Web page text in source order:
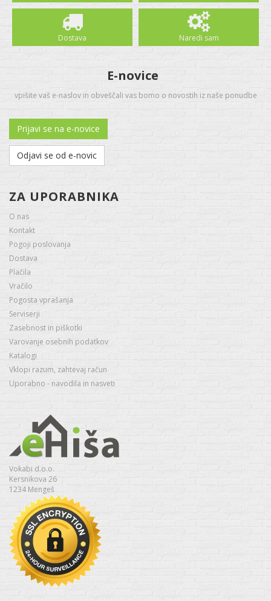
Dostava Naredi sam
E-novice
vpišite vaš e-naslov in obveščali vas bomo o novostih iz naše ponudbe
Prijavi se na e-novice
Odjavi se od e-novic
ZA UPORABNIKA
O nas
Kontakt
Pogoji poslovanja
Dostava
Plačila
Vračilo
Pogosta vprašanja
Serviserji
Zasebnost in piškotki
Varovanje osebnih podatkov
Katalogi
Vklopi razum, zahtevaj račun
Uporabno - navodila in nasveti
Vokabi d.o.o.
Kersnikova 26
1234 Mengeš